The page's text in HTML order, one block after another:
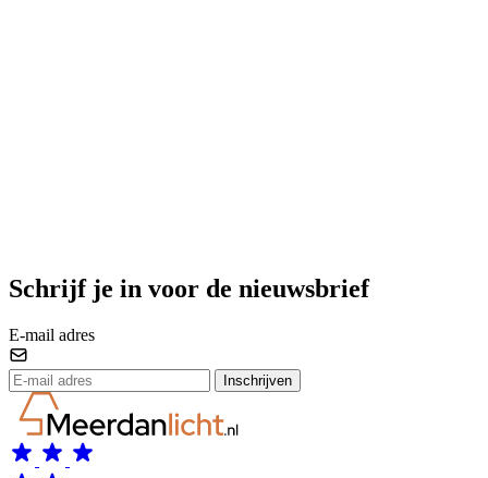
Schrijf je in voor de nieuwsbrief
E-mail adres
Inschrijven